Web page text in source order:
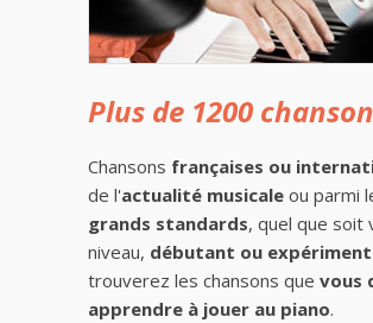
Plus de 1200
Chansons françaises ou
de l'actualité musicale ou parmi
grands standards, quel que soit
niveau, débutant ou
trouverez les chansons que vous
apprendre à jouer au piano.